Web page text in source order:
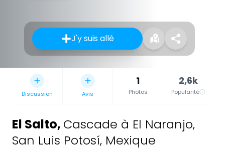
J'y suis allé
Discussion Avis
1
Photos
2,6k
Popularité
El Salto, Cascade à El Naranjo,
San Luis Potosí, Mexique